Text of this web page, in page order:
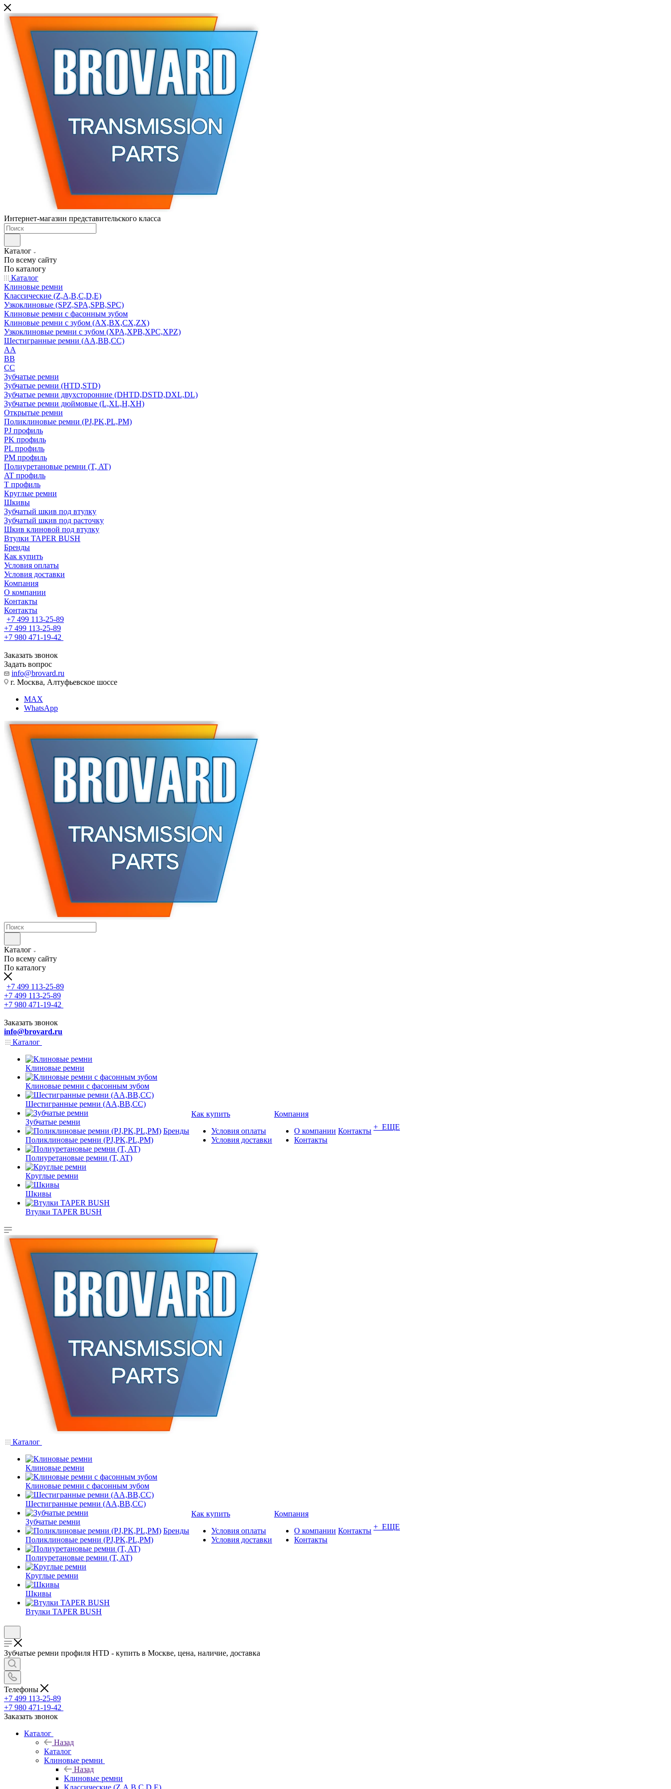
Интернет-магазин представительского класса
Каталог
По всему сайту
По каталогу
Каталог
Клиновые ремни
Классические (Z,A,B,C,D,E)
Узкоклиновые (SPZ,SPA,SPB,SPC)
Клиновые ремни с фасонным зубом
Клиновые ремни с зубом (AX,BX,CX,ZX)
Узкоклиновые ремни с зубом (XPA,XPB,XPC,XPZ)
Шестигранные ремни (AA,BB,CC)
AA
BB
CC
Зубчатые ремни
Зубчатые ремни (HTD,STD)
Зубчатые ремни двухсторонние (DHTD,DSTD,DXL,DL)
Зубчатые ремни дюймовые (L,XL,H,XH)
Открытые ремни
Поликлиновые ремни (PJ,PK,PL,PM)
PJ профиль
PK профиль
PL профиль
PM профиль
Полиуретановые ремни (T, AT)
AT профиль
T профиль
Круглые ремни
Шкивы
Зубчатый шкив под втулку
Зубчатый шкив под расточку
Шкив клиновой под втулку
Втулки TAPER BUSH
Бренды
Как купить
Условия оплаты
Условия доставки
Компания
О компании
Контакты
Контакты
+7 499 113-25-89
+7 499 113-25-89
+7 980 471-19-42
Заказать звонок
Задать вопрос
info@brovard.ru
г. Москва, Алтуфьевское шоссе
MAX
WhatsApp
Каталог
По всему сайту
По каталогу
+7 499 113-25-89
+7 499 113-25-89
+7 980 471-19-42
Заказать звонок
info@brovard.ru
Каталог
Клиновые ремни
Клиновые ремни с фасонным зубом
Шестигранные ремни (AA,BB,CC)
Зубчатые ремни
Поликлиновые ремни (PJ,PK,PL,PM)
Полиуретановые ремни (T, AT)
Круглые ремни
Шкивы
Втулки TAPER BUSH
Бренды
Как купить
Условия оплаты
Условия доставки
Компания
О компании
Контакты
Контакты + ЕЩЕ
Каталог
Клиновые ремни
Клиновые ремни с фасонным зубом
Шестигранные ремни (AA,BB,CC)
Зубчатые ремни
Поликлиновые ремни (PJ,PK,PL,PM)
Полиуретановые ремни (T, AT)
Круглые ремни
Шкивы
Втулки TAPER BUSH
Бренды
Как купить
Условия оплаты
Условия доставки
Компания
О компании
Контакты
Контакты + ЕЩЕ
Зубчатые ремни профиля HTD - купить в Москве, цена, наличие, доставка
Телефоны
+7 499 113-25-89
+7 980 471-19-42
Заказать звонок
Каталог
Назад
Каталог
Клиновые ремни
Назад
Клиновые ремни
Классические (Z,A,B,C,D,E)